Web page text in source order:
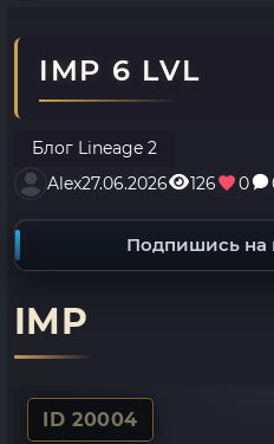
IMP 6 LVL
Блог Lineage 2
Alex27.06.2026 126 0
Подпишись на
IMP
ID 20004